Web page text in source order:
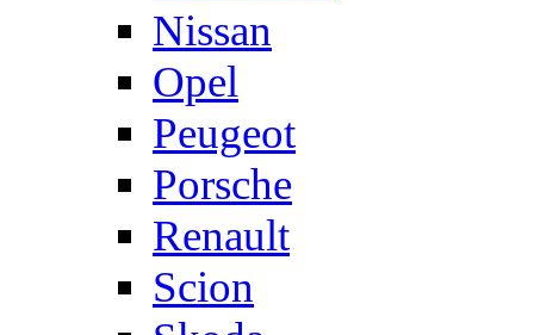
Nissan
Opel
Peugeot
Porsche
Renault
Scion